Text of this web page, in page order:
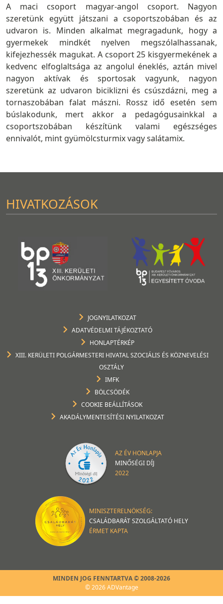
A maci csoport magyar-angol csoport. Nagyon
szeretünk együtt játszani a csoportszobában és az
udvaron is. Minden alkalmat megragadunk, hogy a
gyermekek mindkét nyelven megszólalhassanak,
kifejezhessék magukat. A csoport 25 kisgyermekének a
kedvenc elfoglaltsága az angolul éneklés, aztán mivel
nagyon aktívak és sportosak vagyunk, nagyon
szeretünk az udvaron biciklizni és csúszdázni, meg a
tornaszobában falat mászni. Rossz idő esetén sem
búslakodunk, mert akkor a pedagógusainkkal a
csoportszobában készítünk valami egészséges
ennivalót, mint gyümölcsturmix vagy salátamix.
HIVATKOZÁSOK
JOGNYILATKOZAT
ADATVÉDELMI TÁJÉKOZTATÓ
HONLAPTÉRKÉP
XIII. KERÜLETI POLGÁRMESTERI HIVATAL SZOCIÁLIS ÉS KÖZNEVELÉSI
OSZTÁLY
IMFK
BÖLCSÖDÉK
COOKIE BEÁLLÍTÁSOK
AKADÁLYMENTESÍTÉSI NYILATKOZAT
AZ ÉV HONLAPJA
MINŐSÉGI DÍJ
2022
MINISZTERELNÖKSÉG:
CSALÁDBARÁT SZOLGÁLTATÓ HELY
ÉRMET KAPTA
MINDEN JOG FENNTARTVA © 2008-2026
© 2026 ADVantage